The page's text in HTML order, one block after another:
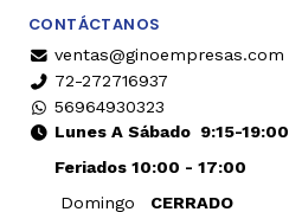
CONTÁCTANOS
ventas@ginoempresas.com
72-272716937
56964930323
Lunes A Sábado9:15-19:00
Feriados 10:00 - 17:00
Domingo
CERRADO